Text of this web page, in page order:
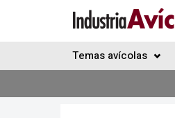
Temas avícolas